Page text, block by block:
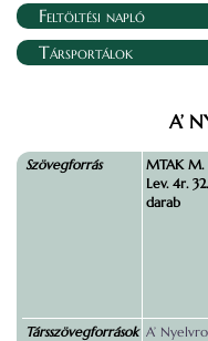
Feltöltési napló
Társportálok
A’
Szövegforrás
MTAK M.
Lev. 4r.
darab
Társszövegforrások A’